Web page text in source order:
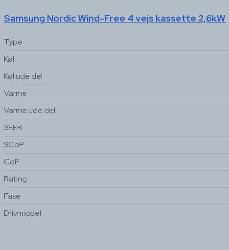
Samsung Nordic Wind-Free 4 vejs kassette 2,6kW
Type
Køl
Køl ude del
Varme
Varme ude del
SEER
SCoP
CoP
Rating
Fase
Drivmiddel